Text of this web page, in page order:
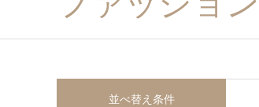
並べ替え条件